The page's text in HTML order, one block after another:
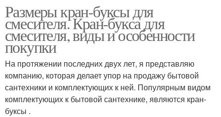
Размеры кран-буксы для
смесителя. Кран-букса для
смесителя, виды и особенности
покупки
На протяжении последних двух лет, я представляю
компанию, которая делает упор на продажу бытовой
сантехники и комплектующих к ней. Популярным видом
комплектующих к бытовой сантехнике, являются кран-
буксы .